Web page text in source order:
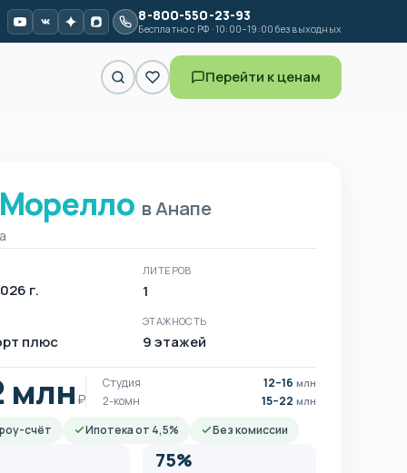
8-800-550-23-93
Бесплатно с РФ · 10:00–19:00 без выходных
Перейти к ценам
в Анапе
Морелло в Анапе
г.
ЛИТЕРОВ
1
плюс
ЭТАЖНОСТЬ
9 этажей
млн ₽
Студия 12–16 млн
2-комн 15–22 млн
счёт Ипотека от 4,5% Без комиссии
75%